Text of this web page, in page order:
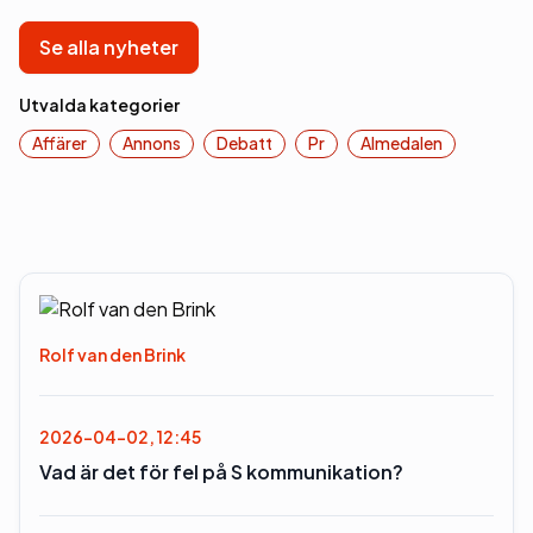
Se alla nyheter
Utvalda kategorier
Affärer
Annons Debatt Pr Almedalen
Rolf van den Brink
2026-04-02, 12:45
Vad är det för fel på S kommunikation?